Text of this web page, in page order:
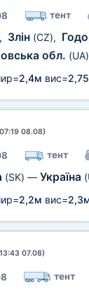
тент
, Злін (CZ),
обл. (UA)
2,4м вис=
08.08)
тент
(SK) — Україна
2,2м вис=
07.08)
тент